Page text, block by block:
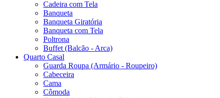
Cadeira com Tela
Banqueta
Banqueta Giratória
Banqueta com Tela
Poltrona
Buffet (Balcão - Arca)
Quarto Casal
Guarda Roupa (Armário - Roupeiro)
Cabeceira
Cama
Cômoda